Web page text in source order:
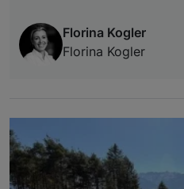
Florina Kogler
Florina Kogler